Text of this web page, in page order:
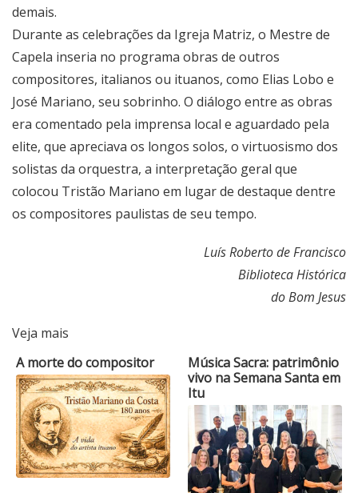
demais.
Durante as celebrações da Igreja Matriz, o Mestre de
Capela inseria no programa obras de outros
compositores, italianos ou ituanos, como Elias Lobo e
José Mariano, seu sobrinho. O diálogo entre as obras
era comentado pela imprensa local e aguardado pela
elite, que apreciava os longos solos, o virtuosismo dos
solistas da orquestra, a interpretação geral que
colocou Tristão Mariano em lugar de destaque dentre
os compositores paulistas de seu tempo.
Luís Roberto de Francisco
Biblioteca Histórica
do Bom Jesus
Veja mais
A morte do compositor
Música Sacra: patrimônio
vivo na Semana Santa em
Itu